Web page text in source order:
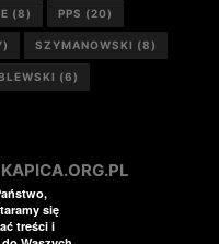
(8) PPS (20)
SZYMANOWSKI (8)
(6)
się
treści i